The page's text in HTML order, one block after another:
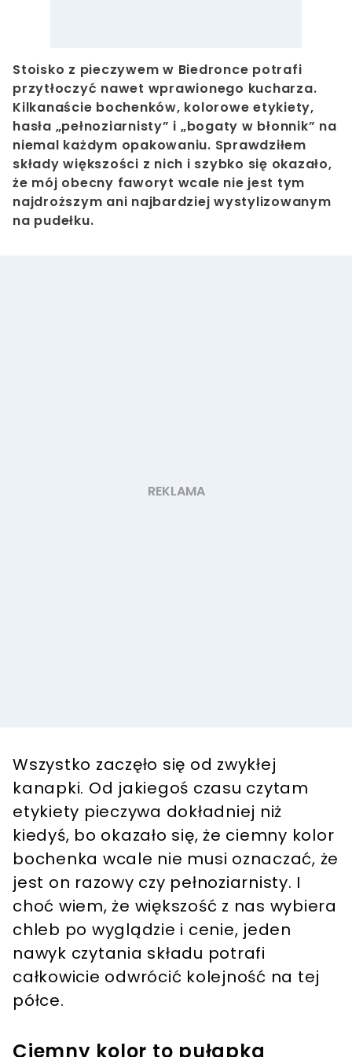
Stoisko z pieczywem w Biedronce potrafi
przytłoczyć nawet wprawionego kucharza.
Kilkanaście bochenków, kolorowe etykiety,
hasła „pełnoziarnisty” i „bogaty w błonnik” na
niemal każdym opakowaniu. Sprawdziłem
składy większości z nich i szybko się okazało,
że mój obecny faworyt wcale nie jest tym
najdroższym ani najbardziej wystylizowanym
na pudełku.
Wszystko zaczęło się od zwykłej
kanapki. Od jakiegoś czasu czytam
etykiety pieczywa dokładniej niż
kiedyś, bo okazało się, że ciemny kolor
bochenka wcale nie musi oznaczać, że
jest on razowy czy pełnoziarnisty. I
choć wiem, że większość z nas wybiera
chleb po wyglądzie i cenie, jeden
nawyk czytania składu potrafi
całkowicie odwrócić kolejność na tej
półce.
Ciemny kolor to pułapka